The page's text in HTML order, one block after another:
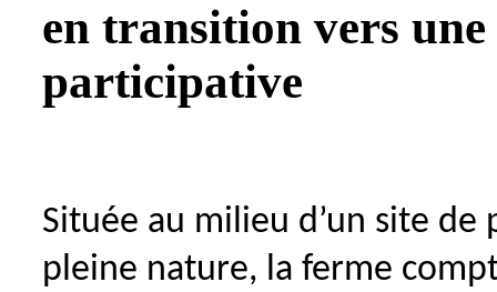
en transition vers
participative
Située au milieu d’un site de
pleine nature, la ferme